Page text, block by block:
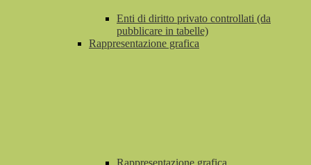
Enti di diritto privato controllati (da
pubblicare in tabelle)
Rappresentazione grafica